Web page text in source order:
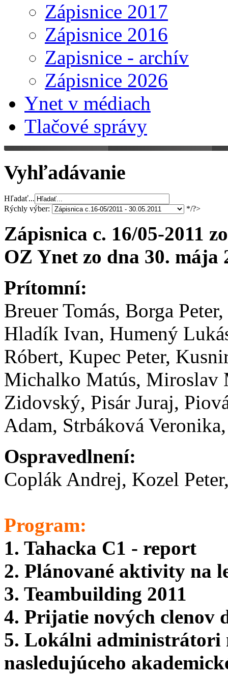
Zápisnice 2017
Zápisnice 2016
Zapisnice - archív
Zápisnice 2026
Ynet v médiach
Tlačové správy
Vyhľadávanie
Hľadať...
Rýchly výber:
*/?>
Zápisnica c. 16/05-2011
OZ Ynet zo dna 30. mája
Prítomní:
Breuer Tomás, Borga
Hladík Ivan, Humený
Róbert, Kupec Peter,
Michalko Matús, Miroslav
Zidovský, Pisár Juraj,
Adam, Strbáková
Ospravedlnení:
Coplák Andrej, Kozel
Program:
1. Tahacka C1 - report
2. Plánované aktivity na
3. Teambuilding 2011
4. Prijatie nových clenov
5. Lokálni administrátori
nasledujúceho